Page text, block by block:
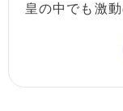
皇の中でも激